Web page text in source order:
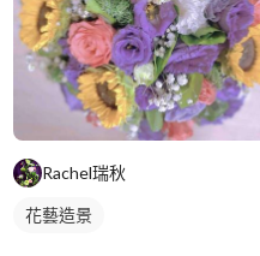
Rachel瑞秋
花藝造景